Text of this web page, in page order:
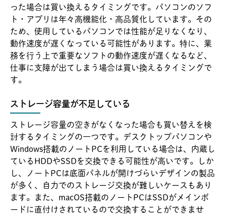
った場合は買い換えるタイミングです。パソコンのソフ
ト・アプリは年々高機能化・高品質化しています。その
ため、使用しているパソコンでは性能が足りなくなり、
動作速度が遅くなっている可能性があります。特に、業
務を行う上で重要なソフトの動作速度が遅くなるなど、
仕事に支障が出てしまう場合は買い換えるタイミングで
す。
ストレージ容量が不足している
ストレージ容量の空きがなくなった場合も買い替えを検
討するタイミングの一つです。デスクトップパソコンや
Windows搭載のノートPCを利用している場合は、内蔵し
ているHDDやSSDを交換できる可能性が高いです。しか
し、ノートPCは底面パネルが開けづらいデザインの製品
が多く、自力でのストレージ交換が難しいケースもあり
ます。また、macOS搭載のノートPCはSSDがメインボ
ードに直付けされているので交換することができませ